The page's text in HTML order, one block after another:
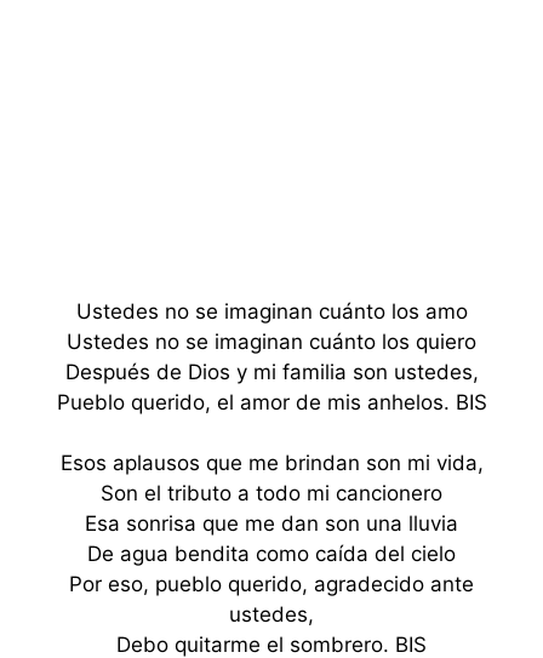
Ustedes no se imaginan cuánto los amo
Ustedes no se imaginan cuánto los quiero
Después de Dios y mi familia son ustedes,
Pueblo querido, el amor de mis anhelos. BIS
Esos aplausos que me brindan son mi vida,
Son el tributo a todo mi cancionero
Esa sonrisa que me dan son una lluvia
De agua bendita como caída del cielo
Por eso, pueblo querido, agradecido ante
ustedes,
Debo quitarme el sombrero. BIS